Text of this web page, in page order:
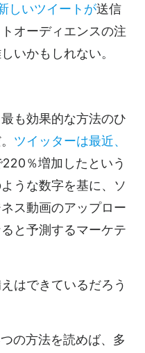
しいツイートが送信
オーディエンスの注
いかもしれない。
も効果的な方法のひ
ツイッターは最近、
％増加したという
うな数字を基に、ソ
ス動画のアップロー
と予測するマーケテ
はできているだろう
の方法を読めば、多